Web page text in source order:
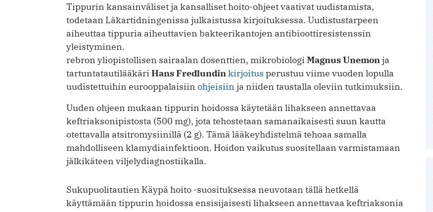
Tippurin kansainväliset ja kansalliset hoito-ohjeet vaativat uudistamista,
todetaan Läkartidningenissa julkaistussa kirjoituksessa. Uudistustarpeen
aiheuttaa tippuria aiheuttavien bakteerikantojen antibioottiresistenssin
yleistyminen.
rebron yliopistollisen sairaalan dosenttien, mikrobiologi Magnus Unemon ja
tartuntatautilääkäri Hans Fredlundin kirjoitus perustuu viime vuoden lopulla
uudistettuihin eurooppalaisiin ohjeisiin ja niiden taustalla oleviin tutkimuksiin.
Uuden ohjeen mukaan tippurin hoidossa käytetään lihakseen annettavaa
keftriaksonipistosta (500 mg), jota tehostetaan samanaikaisesti suun kautta
otettavalla atsitromysiinillä (2 g). Tämä lääkeyhdistelmä tehoaa samalla
mahdolliseen klamydiainfektioon. Hoidon vaikutus suositellaan varmistamaan
jälkikäteen viljelydiagnostiikalla.
Sukupuolitautien Käypä hoito -suosituksessa neuvotaan tällä hetkellä
käyttämään tippurin hoidossa ensisijaisesti lihakseen annettavaa keftriaksonia